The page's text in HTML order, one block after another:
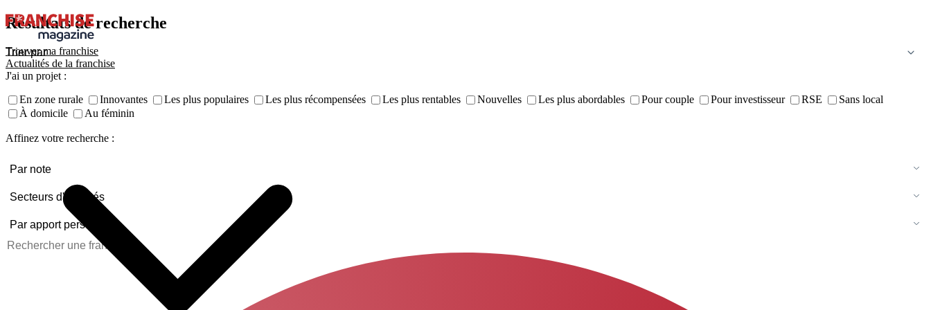
Trouver ma franchise
Actualités de la franchise
Résultats de recherche
J'ai un projet :
En zone rurale
Innovantes Les plus populaires Les plus récompensées Les plus rentables Nouvelles Les plus abordables Pour couple Pour investisseur RSE
Sans local
À domicile
Au féminin
Affinez votre recherche :
Par note
Secteurs d'activités
Par apport personnel